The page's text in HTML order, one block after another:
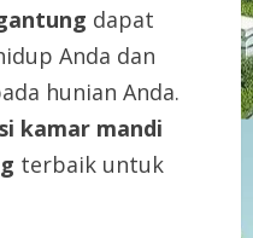
dapat
Anda dan
hunian Anda.
kamar mandi
terbaik untuk